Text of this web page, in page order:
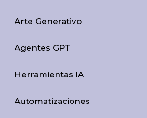
Arte Generativo
Agentes GPT
Herramientas IA
Automatizaciones